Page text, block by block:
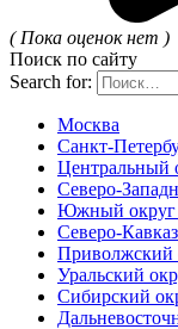
( Пока оценок нет )
Поиск по сайту
Search for:
Москва
Санкт-
Северо-
Южный
Северо-
Уральский
Сибирский